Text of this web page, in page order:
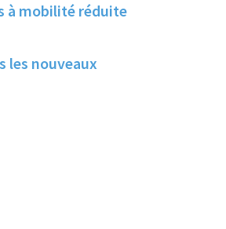
à mobilité réduite
les nouveaux